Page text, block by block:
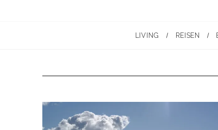
LIVING REISEN